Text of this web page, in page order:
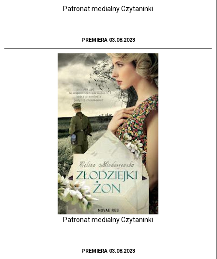
Patronat medialny Czytaninki
PREMIERA 03.08.2023
Patronat medialny Czytaninki
PREMIERA 03.08.2023